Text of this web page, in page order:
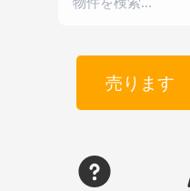
売ります